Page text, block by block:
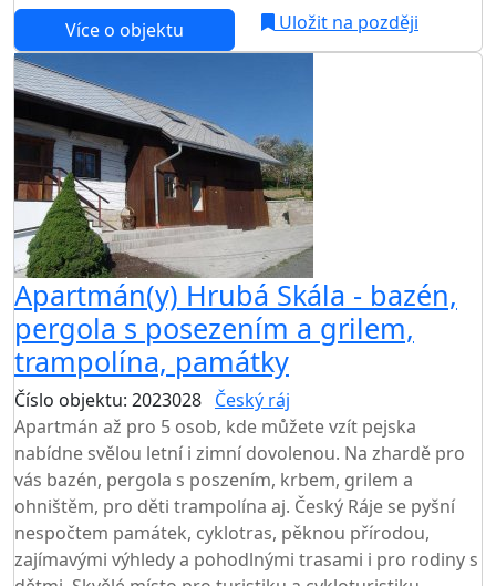
Více o objektu
Uložit na později
Apartmán(y) Hrubá Skála - bazén,
pergola s posezením a grilem,
trampolína, památky
Číslo objektu: 2023028 Český ráj
Apartmán až pro 5 osob, kde můžete vzít pejska
nabídne svělou letní i zimní dovolenou. Na zhardě pro
vás bazén, pergola s poszením, krbem, grilem a
ohništěm, pro děti trampolína aj. Český Ráje se pyšní
nespočtem památek, cyklotras, pěknou přírodou,
zajímavými výhledy a pohodlnými trasami i pro rodiny s